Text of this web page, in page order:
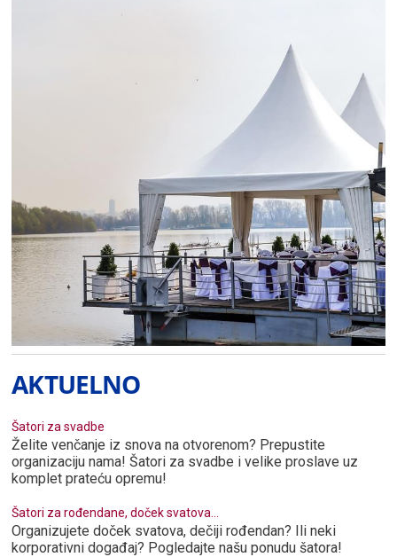
AKTUELNO
Šatori za svadbe
Želite venčanje iz snova na otvorenom? Prepustite
organizaciju nama! Šatori za svadbe i velike proslave uz
komplet prateću opremu!
Šatori za rođendane, doček svatova...
Organizujete doček svatova, dečiji rođendan? Ili neki
korporativni događaj? Pogledajte našu ponudu šatora!